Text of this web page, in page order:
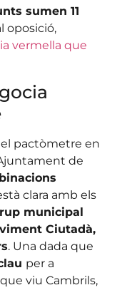
sumen 11
oposició,
vermella que
pactòmetre en
de
clara amb els
municipal
Ciutadà,
. Una dada que
per a
viu Cambrils,